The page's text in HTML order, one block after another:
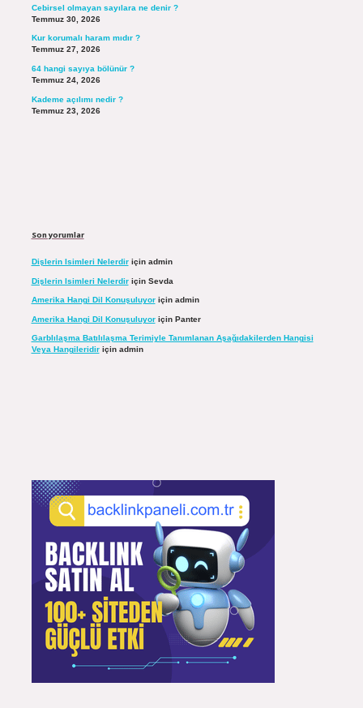
Cebirsel olmayan sayılara ne denir ?
Temmuz 30, 2026
Kur korumalı haram mıdır ?
Temmuz 27, 2026
64 hangi sayıya bölünür ?
Temmuz 24, 2026
Kademe açılımı nedir ?
Temmuz 23, 2026
Son yorumlar
Dişlerin Isimleri Nelerdiriçin admin
Dişlerin Isimleri Nelerdiriçin Sevda
Amerika Hangi Dil Konuşuluyoriçin admin
Amerika Hangi Dil Konuşuluyoriçin Panter
Garblılaşma Batılılaşma Terimiyle Tanımlanan Aşağıdakilerden Hangisi
Veya Hangileridiriçin admin